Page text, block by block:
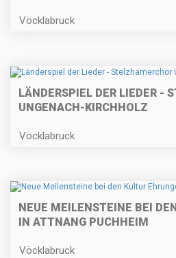
Vöcklabruck
LÄNDERSPIEL DER LIEDER -
UNGENACH-KIRCHHOLZ
Vöcklabruck
NEUE MEILENSTEINE BEI
IN ATTNANG PUCHHEIM
Vöcklabruck